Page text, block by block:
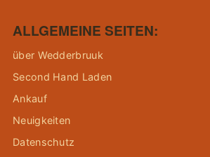
ALLGEMEINE SEITEN:
über Wedderbruuk
Second Hand Laden
Ankauf
Neuigkeiten
Datenschutz